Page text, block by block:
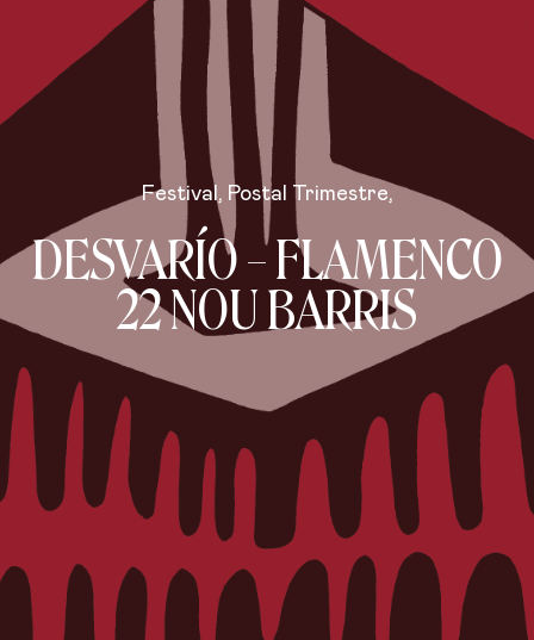
Festival, Postal Trimestre,
DESVARÍO – FLAMENCO
22 NOU BARRIS